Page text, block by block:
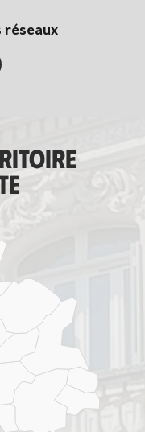
réseaux